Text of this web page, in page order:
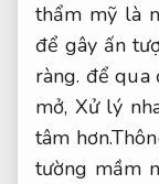
thẩm mỹ là
để gây ấn
ràng. để qua
mở, Xử lý
tâm hơn.
tường mầm